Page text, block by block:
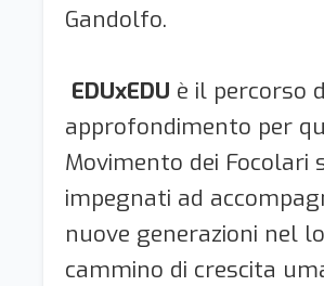
Gandolfo.
EDUxEDU è il percorso
approfondimento per
Movimento dei Focolari
impegnati ad
nuove generazioni nel
cammino di crescita